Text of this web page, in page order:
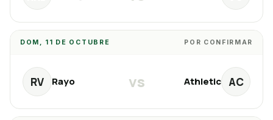
DOM, 11 DE OCTUBRE POR CONFIRMAR
RV Rayo vs AC
Athletic